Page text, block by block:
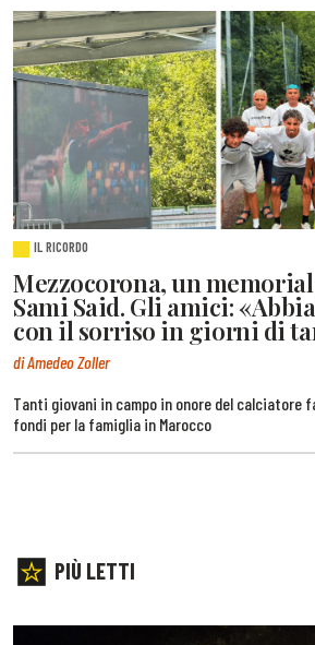
IL RICORDO
Mezzocorona, un
Sami Said. Gli amici:
con il sorriso in giorni di
di Amedeo Zoller
Tanti giovani in campo in onore del calciatore
fondi per la famiglia in Marocco
PIÙ LETTI